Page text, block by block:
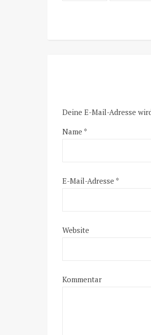
Deine E-Mail-Adresse
Name *
E-Mail-Adresse *
Website
Kommentar